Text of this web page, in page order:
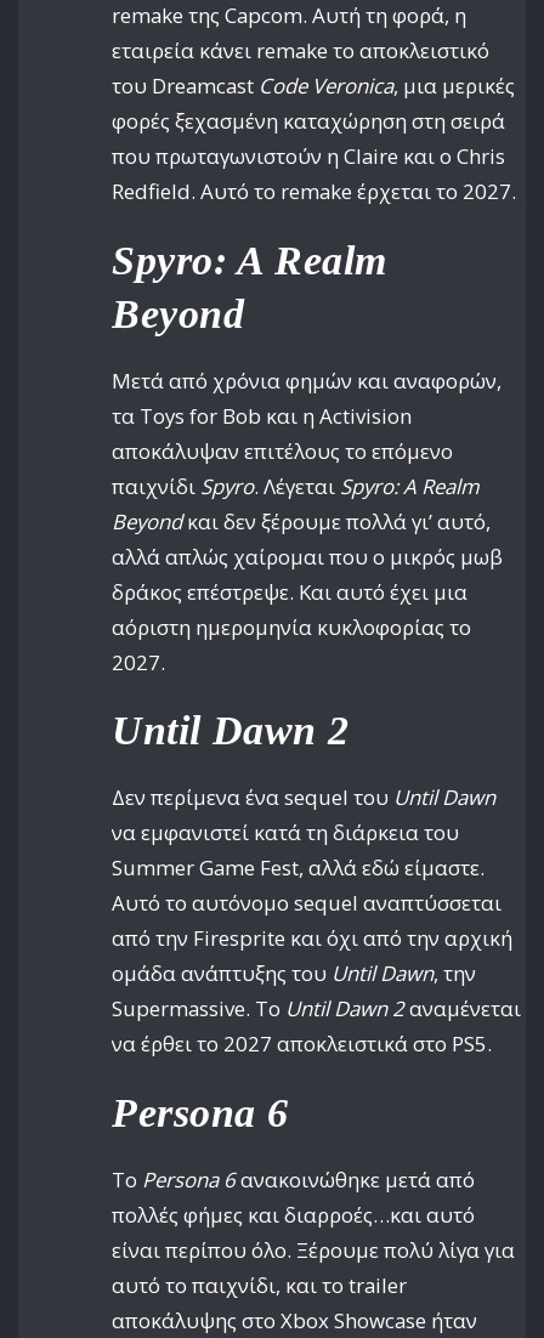
remake της Capcom. Αυτή τη φορά, η
εταιρεία κάνει remake το αποκλειστικό
του Dreamcast Code Veronica, μια μερικές
φορές ξεχασμένη καταχώρηση στη σειρά
που πρωταγωνιστούν η Claire και ο Chris
Redfield. Αυτό το remake έρχεται το 2027.
Spyro: A Realm
Beyond
Μετά από χρόνια φημών και αναφορών,
τα Toys for Bob και η Activision
αποκάλυψαν επιτέλους το επόμενο
παιχνίδι Spyro. Λέγεται Spyro: A Realm
Beyondκαι δεν ξέρουμε πολλά γι’ αυτό,
αλλά απλώς χαίρομαι που ο μικρός μωβ
δράκος επέστρεψε. Και αυτό έχει μια
αόριστη ημερομηνία κυκλοφορίας το
2027.
Until Dawn 2
Δεν περίμενα ένα sequel του Until Dawn
να εμφανιστεί κατά τη διάρκεια του
Summer Game Fest, αλλά εδώ είμαστε.
Αυτό το αυτόνομο sequel αναπτύσσεται
από την Firesprite και όχι από την αρχική
ομάδα ανάπτυξης του Until Dawn, την
Supermassive. Το Until Dawn 2αναμένεται
να έρθει το 2027 αποκλειστικά στο PS5.
Persona 6
Το Persona 6ανακοινώθηκε μετά από
πολλές φήμες και διαρροές…και αυτό
είναι περίπου όλο. Ξέρουμε πολύ λίγα για
αυτό το παιχνίδι, και το trailer
αποκάλυψης στο Xbox Showcase ήταν